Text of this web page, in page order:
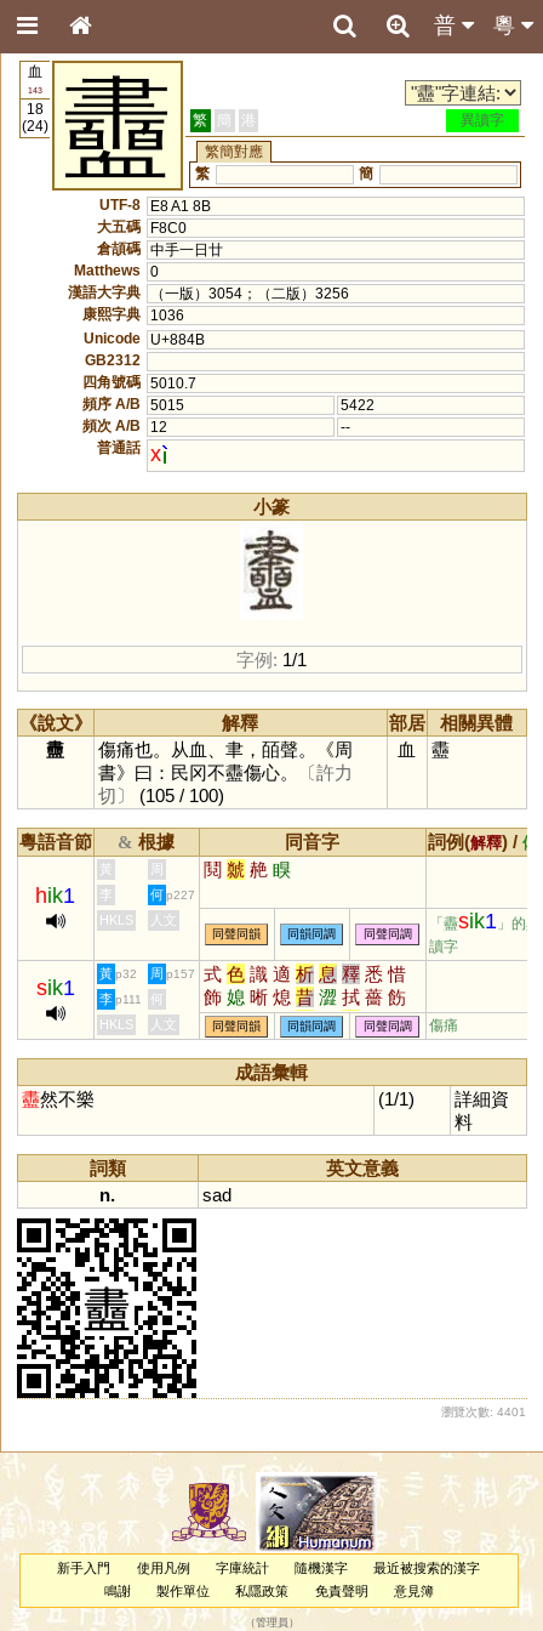
粵
普
血
143
18
(24)
衋 繁 簡 港
異讀字
繁簡對應
繁
簡
UTF-8
E8 A1 8B
大五碼
F8C0
倉頡碼 中手一日廿
Matthews
0
漢語大字典
（一版）3054；（二版）3256
康熙字典
1036
Unicode
U+884B
GB2312
四角號碼 5010.7
頻序 A/B
5015
5422
頻次 A/B
12
--
普通話 x
小篆
字例: 1/1
《說文》 解釋 部居
相關異體
䀌
傷痛也。从血、聿，皕聲。《周
書》曰：民冈不衋傷心。
〔許力
切〕
(105 / 100)
血 衋
粵語音節 & 根據 同音字 詞例(解釋) / 備
hik1
黃 周 鬩 虩 赩 瞁
李 何 p227
HKLS 人文
同聲同韻 同韻同調 同聲同調
「衋sik1 」的異
讀字
sik1
黃 p32 周 p157 式 色 識 適 析 息 釋 悉 惜
飾 媳 晰 熄 昔 澀 拭 薔 飭
銫 淅 蜥 軾 嗇 栻 奭 蟋 皙
螫 窸 潟 襫 菥 骰 醳 腊 穡
舄 赩 鄎 螅 緆 蒠 瘜 濇 蕮
轖 摵 适 獡 棤 烒 焟 晹 蜤
李 p111
何
HKLS
人文 同聲同韻 同韻同調 同聲同調 傷痛
成語彙輯
衋然不樂 (1/1)
詳細資
料
詞類
英文意義
n.
sad
瀏覽次數: 4401
新手入門 使用凡例 字庫統計 隨機漢字
最近被搜索的漢字
鳴謝
製作單位 私隱政策 免責聲明 意見簿
（管理員 ）